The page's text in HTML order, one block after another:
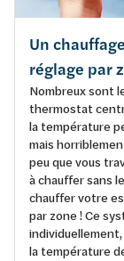
Un
réglage par
Nombreux sont
thermostat
la température
mais
peu que vous
à chauffer sans
chauffer votre
par zone ! Ce
la température